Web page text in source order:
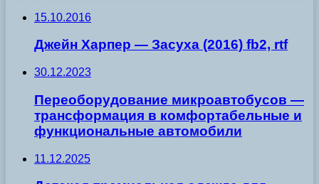
15.10.2016
Джейн Харпер — Засуха (2016) fb2, rtf
30.12.2023
Переоборудование микроавтобусов —
трансформация в комфортабельные и
функциональные автомобили
11.12.2025